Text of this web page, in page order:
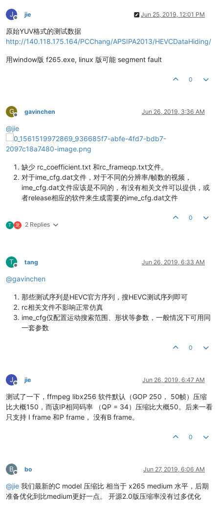
J
Offline
jie Jun 25, 2019, 12:01 PM
原始YUV格式的测试数据
http://140.118.175.164/PCChang/APSIPA2013/HEVCDataHiding/
用window版 f265.exe, linux 版可能 segment fault
0
G
Offline
gavinchen Jun 26, 2019, 3:36 AM
@jie
缺少 rc_coefficient.txt 和rc_frameqp.txt文件。
对于ime_cfg.dat文件，对于不同的分辨率/帧数的视频，
ime_cfg.dat文件应该是不同的，有没有相关文件可以提供，或
者release相应的软件来生成需要的ime_cfg.dat文件
T 龙 2 Replies
0
T
Offline
tang Jun 26, 2019, 6:33 AM
@gavinchen
那些测试序列是HEVC官方序列，搜HEVC测试序列即可
rc相关文件不影响正常仿真
ime_cfg仅配置运动搜索范围、形状等参数，一般情况下可用同
一套参数
0
J
Offline
jie Jun 26, 2019, 6:47 AM
测试了一下，ffmpeg libx256 软件默认（GOP 250， 50帧）压缩
比大概150，而该IP相同码率 （QP = 34）压缩比大概50。后来一看
只支持 I frame 和P frame， 没有B frame。
0
B
Offline
bo Jun 27, 2019, 6:06 AM
@jie 我们最新的C model 压缩比 相当于 x265 medium 水平，后期
准备优化到比medium更好一点。 开源2.0版压缩率没有过多优化